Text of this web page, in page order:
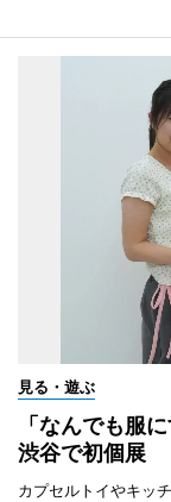
見る・遊ぶ
「なんでも服
渋谷で初個展
カプセルトイやキッ